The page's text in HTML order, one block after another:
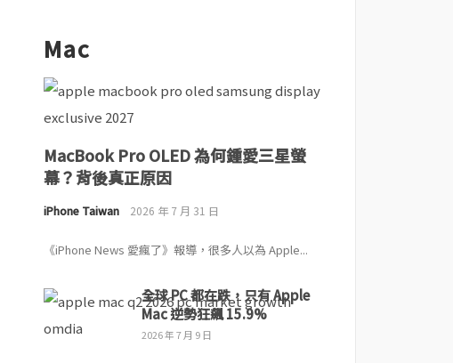
Mac
MacBook Pro OLED 為何鍾愛三星螢
幕？背後真正原因
iPhone Taiwan 2026 年 7 月 31 日
《iPhone News 愛瘋了》報導，很多人以為 Apple...
全球 PC 都在跌，只有 Apple
Mac 逆勢狂飆 15.9%
2026 年 7 月 9 日